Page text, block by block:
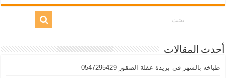
أحدث المقالات
طباخه بالشهر فى بريدة عقلة الصقور 0547295429